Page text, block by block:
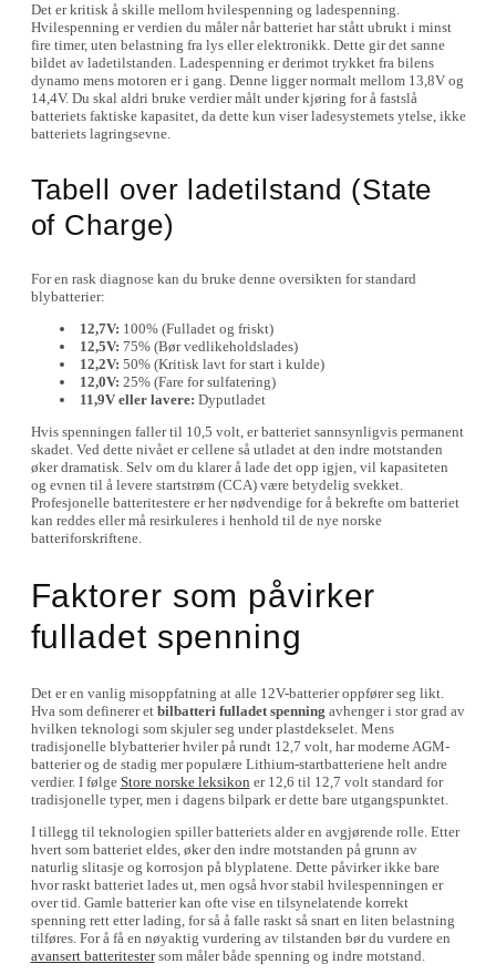
Det er kritisk å skille mellom hvilespenning og ladespenning.
Hvilespenning er verdien du måler når batteriet har stått ubrukt i minst
fire timer, uten belastning fra lys eller elektronikk. Dette gir det sanne
bildet av ladetilstanden. Ladespenning er derimot trykket fra bilens
dynamo mens motoren er i gang. Denne ligger normalt mellom 13,8V og
14,4V. Du skal aldri bruke verdier målt under kjøring for å fastslå
batteriets faktiske kapasitet, da dette kun viser ladesystemets ytelse, ikke
batteriets lagringsevne.
Tabell over ladetilstand (State
of Charge)
For en rask diagnose kan du bruke denne oversikten for standard
blybatterier:
12,7V: 100% (Fulladet og friskt)
12,5V: 75% (Bør vedlikeholdslades)
12,2V: 50% (Kritisk lavt for start i kulde)
12,0V: 25% (Fare for sulfatering)
11,9V eller lavere: Dyputladet
Hvis spenningen faller til 10,5 volt, er batteriet sannsynligvis permanent
skadet. Ved dette nivået er cellene så utladet at den indre motstanden
øker dramatisk. Selv om du klarer å lade det opp igjen, vil kapasiteten
og evnen til å levere startstrøm (CCA) være betydelig svekket.
Profesjonelle batteritestere er her nødvendige for å bekrefte om batteriet
kan reddes eller må resirkuleres i henhold til de nye norske
batteriforskriftene.
Faktorer som påvirker
fulladet spenning
Det er en vanlig misoppfatning at alle 12V-batterier oppfører seg likt.
Hva som definerer et bilbatteri fulladet spenning avhenger i stor grad av
hvilken teknologi som skjuler seg under plastdekselet. Mens
tradisjonelle blybatterier hviler på rundt 12,7 volt, har moderne AGM-
batterier og de stadig mer populære Lithium-startbatteriene helt andre
verdier. I følge Store norske leksikon er 12,6 til 12,7 volt standard for
tradisjonelle typer, men i dagens bilpark er dette bare utgangspunktet.
I tillegg til teknologien spiller batteriets alder en avgjørende rolle. Etter
hvert som batteriet eldes, øker den indre motstanden på grunn av
naturlig slitasje og korrosjon på blyplatene. Dette påvirker ikke bare
hvor raskt batteriet lades ut, men også hvor stabil hvilespenningen er
over tid. Gamle batterier kan ofte vise en tilsynelatende korrekt
spenning rett etter lading, for så å falle raskt så snart en liten belastning
tilføres. For å få en nøyaktig vurdering av tilstanden bør du vurdere en
avansert batteritestersom måler både spenning og indre motstand.